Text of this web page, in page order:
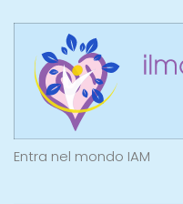
Entra nel mondo IAM